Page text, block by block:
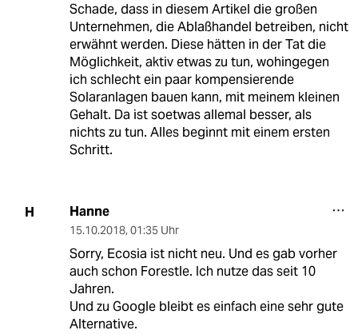
Schade, dass in diesem Artikel die großen
Unternehmen, die Ablaßhandel betreiben, nicht
erwähnt werden. Diese hätten in der Tat die
Möglichkeit, aktiv etwas zu tun, wohingegen
ich schlecht ein paar kompensierende
Solaranlagen bauen kann, mit meinem kleinen
Gehalt. Da ist soetwas allemal besser, als
nichts zu tun. Alles beginnt mit einem ersten
Schritt.
H Hanne
15.10.2018, 01:35 Uhr
Sorry, Ecosia ist nicht neu. Und es gab vorher
auch schon Forestle. Ich nutze das seit 10
Jahren.
Und zu Google bleibt es einfach eine sehr gute
Alternative.